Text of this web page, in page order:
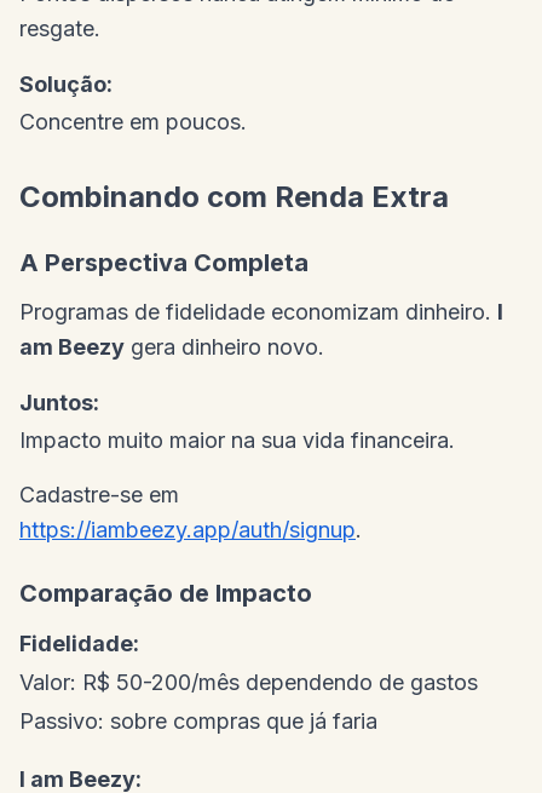
resgate.
Solução:
Concentre em poucos.
Combinando com Renda Extra
A Perspectiva Completa
Programas de fidelidade economizam dinheiro. I
am Beezy gera dinheiro novo.
Juntos:
Impacto muito maior na sua vida financeira.
Cadastre-se em
https://iambeezy.app/auth/signup.
Comparação de Impacto
Fidelidade:
Valor: R$ 50-200/mês dependendo de gastos
Passivo: sobre compras que já faria
I am Beezy: